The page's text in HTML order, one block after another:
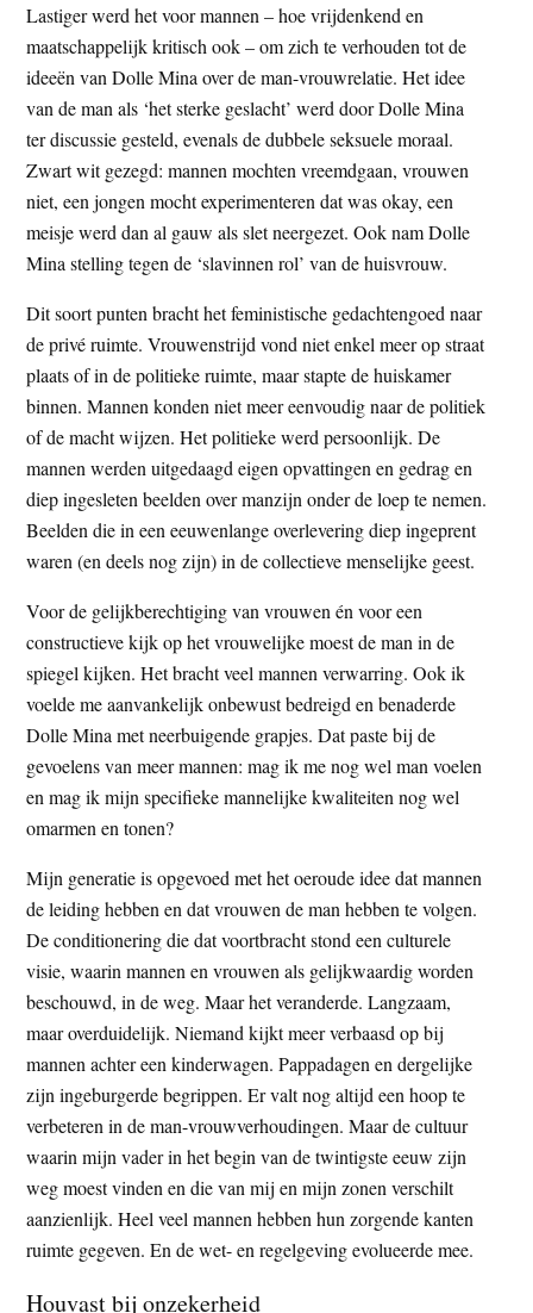
Lastiger werd het voor mannen – hoe vrijdenkend en
maatschappelijk kritisch ook – om zich te verhouden tot de
ideeën van Dolle Mina over de man-vrouwrelatie. Het idee
van de man als ‘het sterke geslacht’ werd door Dolle Mina
ter discussie gesteld, evenals de dubbele seksuele moraal.
Zwart wit gezegd: mannen mochten vreemdgaan, vrouwen
niet, een jongen mocht experimenteren dat was okay, een
meisje werd dan al gauw als slet neergezet. Ook nam Dolle
Mina stelling tegen de ‘slavinnen rol’ van de huisvrouw.
Dit soort punten bracht het feministische gedachtengoed naar
de privé ruimte. Vrouwenstrijd vond niet enkel meer op straat
plaats of in de politieke ruimte, maar stapte de huiskamer
binnen. Mannen konden niet meer eenvoudig naar de politiek
of de macht wijzen. Het politieke werd persoonlijk. De
mannen werden uitgedaagd eigen opvattingen en gedrag en
diep ingesleten beelden over manzijn onder de loep te nemen.
Beelden die in een eeuwenlange overlevering diep ingeprent
waren (en deels nog zijn) in de collectieve menselijke geest.
Voor de gelijkberechtiging van vrouwen én voor een
constructieve kijk op het vrouwelijke moest de man in de
spiegel kijken. Het bracht veel mannen verwarring. Ook ik
voelde me aanvankelijk onbewust bedreigd en benaderde
Dolle Mina met neerbuigende grapjes. Dat paste bij de
gevoelens van meer mannen: mag ik me nog wel man voelen
en mag ik mijn specifieke mannelijke kwaliteiten nog wel
omarmen en tonen?
Mijn generatie is opgevoed met het oeroude idee dat mannen
de leiding hebben en dat vrouwen de man hebben te volgen.
De conditionering die dat voortbracht stond een culturele
visie, waarin mannen en vrouwen als gelijkwaardig worden
beschouwd, in de weg. Maar het veranderde. Langzaam,
maar overduidelijk. Niemand kijkt meer verbaasd op bij
mannen achter een kinderwagen. Pappadagen en dergelijke
zijn ingeburgerde begrippen. Er valt nog altijd een hoop te
verbeteren in de man-vrouwverhoudingen. Maar de cultuur
waarin mijn vader in het begin van de twintigste eeuw zijn
weg moest vinden en die van mij en mijn zonen verschilt
aanzienlijk. Heel veel mannen hebben hun zorgende kanten
ruimte gegeven. En de wet- en regelgeving evolueerde mee.
Houvast bij onzekerheid